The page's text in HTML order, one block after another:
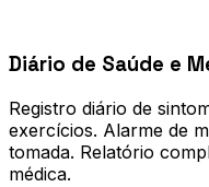
Diário de Saúde e
Registro diário de
exercícios. Alarme de
tomada. Relatório
médica.